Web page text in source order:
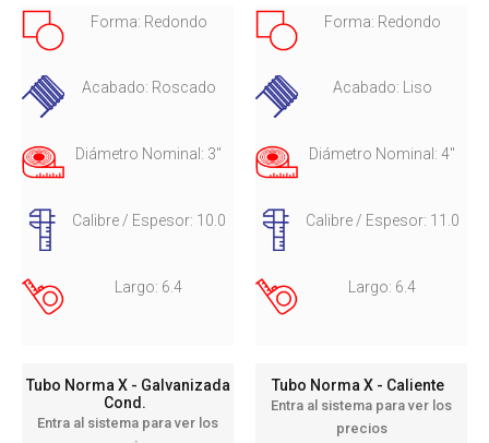
Forma: Redondo
Acabado: Roscado
Diámetro Nominal: 3"
Calibre / Espesor: 10.0
Largo: 6.4
Tubo Norma X - Galvanizada
Cond.
Entra al sistema para ver los
Forma: Redondo
Acabado: Liso
Diámetro Nominal: 4"
Calibre / Espesor: 11.0
Largo: 6.4
Tubo Norma X - Caliente
Entra al sistema para ver los
precios